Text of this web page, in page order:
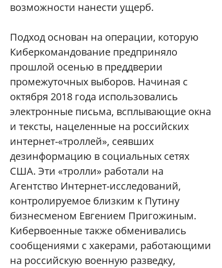
возможности нанести ущерб.
Подход основан на операции, которую
Киберкомандование предприняло
прошлой осенью в преддверии
промежуточных выборов. Начиная с
октября 2018 года использовались
электронные письма, всплывающие окна
и тексты, нацеленные на российских
интернет-«троллей», сеявших
дезинформацию в социальных сетях
США. Эти «тролли» работали на
Агентство Интернет-исследований,
контролируемое близким к Путину
бизнесменом Евгением Пригожиным.
Кибервоенные также обменивались
сообщениями с хакерами, работающими
на российскую военную разведку,